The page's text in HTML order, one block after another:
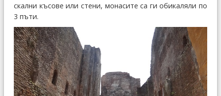
скални късове или стени, монасите са ги обикаляли по
3 пъти.